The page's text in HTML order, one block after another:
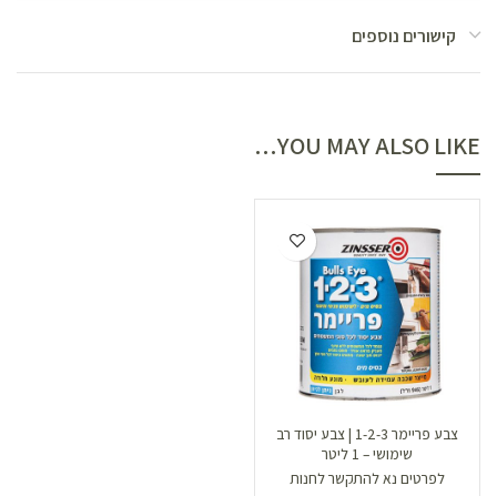
קישורים נוספים
YOU MAY ALSO LIKE…
צבע פריימר 1-2-3 | צבע יסוד רב
שימושי – 1 ליטר
לפרטים נא להתקשר לחנות